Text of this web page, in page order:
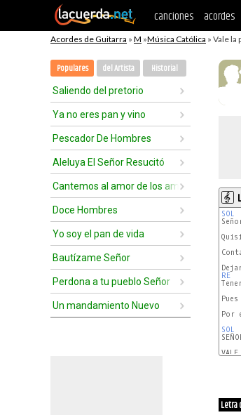
canciones acordes
Acordes de Guitarra » M »Música Católica » Vale la
Populares del Artista Historial
Saliendo del pretorio
Ya no eres pan y vino
Pescador De Hombres
Aleluya El Señor Resucitó
Cantemos al amor de los amores
Doce Hombres
Yo soy el pan de vida
Bautízame Señor
Perdona a tu pueblo Señor
Un mandamiento Nuevo
SOL
RE
Por
SOL
VALE
Letra